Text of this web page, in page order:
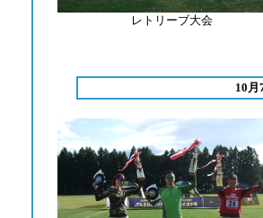
レトリーブ大会
10